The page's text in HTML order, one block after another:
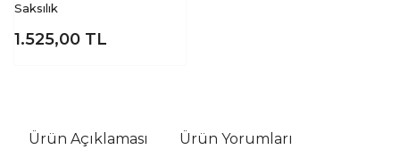
Saksılık
1.525,00 TL
Ürün Açıklaması Ürün Yorumları